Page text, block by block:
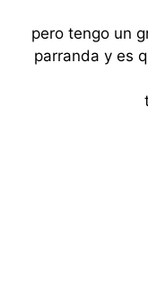
pero tengo un
parranda y es